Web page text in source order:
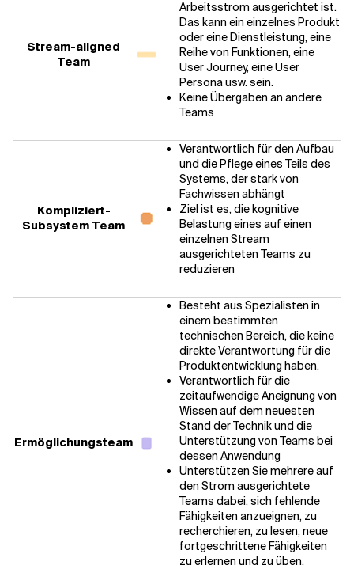
Stream-aligned
Team
Arbeitsstrom ausgerichtet ist.
Das kann ein einzelnes Produkt
oder eine Dienstleistung, eine
Reihe von Funktionen, eine
User Journey, eine User
Persona usw. sein.
Keine Übergaben an andere
Teams
Kompliziert-
Subsystem Team
Verantwortlich für den Aufbau
und die Pflege eines Teils des
Systems, der stark von
Fachwissen abhängt
Ziel ist es, die kognitive
Belastung eines auf einen
einzelnen Stream
ausgerichteten Teams zu
reduzieren
Ermöglichungsteam
Besteht aus Spezialisten in
einem bestimmten
technischen Bereich, die keine
direkte Verantwortung für die
Produktentwicklung haben.
Verantwortlich für die
zeitaufwendige Aneignung von
Wissen auf dem neuesten
Stand der Technik und die
Unterstützung von Teams bei
dessen Anwendung
Unterstützen Sie mehrere auf
den Strom ausgerichtete
Teams dabei, sich fehlende
Fähigkeiten anzueignen, zu
recherchieren, zu lesen, neue
fortgeschrittene Fähigkeiten
zu erlernen und zu üben.